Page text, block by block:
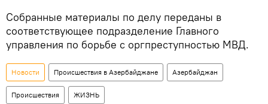
Собранные материалы по делу переданы в
соответствующее подразделение Главного
управления по борьбе с оргпреступностью МВД.
Новости Происшествия в Азербайджане Азербайджан
Происшествия ЖИЗНЬ